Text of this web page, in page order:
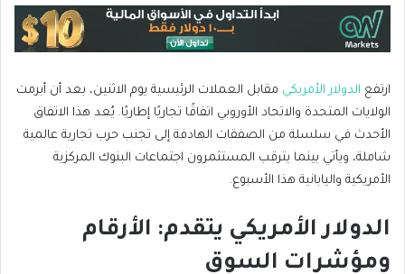
ارتفع الدولار الأمريكي مقابل العملات الرئيسية يوم الاثنين، بعد أن أبرمت
الولايات المتحدة والاتحاد الأوروبي اتفاقًا تجاريًا إطاريًا. يُعد هذا الاتفاق
الأحدث في سلسلة من الصفقات الهادفة إلى تجنب حرب تجارية عالمية
شاملة، ويأتي بينما يترقب المستثمرون اجتماعات البنوك المركزية
الأمريكية واليابانية هذا الأسبوع.
الدولار الأمريكي يتقدم: الأرقام
ومؤشرات السوق